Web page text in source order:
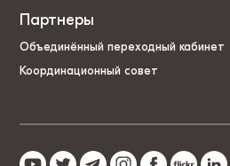
Партнеры
Объединённый переходный кабинет
Координационный совет